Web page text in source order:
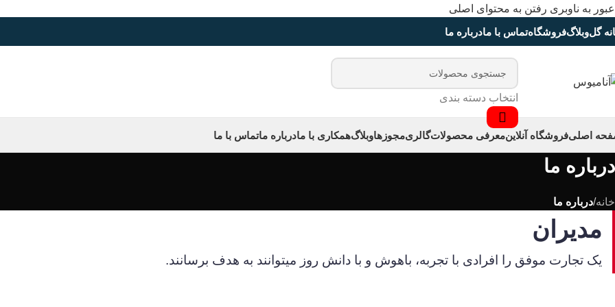
عبور به ناوبری رفتن به محتوای اصلی
گلوبلاگفروشگاهتماس با مادرباره ما
انتخاب دسته بندی
اصلیفروشگاه آنلاینمعرفی محصولاتگالریمجوزهاوبلاگهمکاری با مادرباره ماتماس با ما
درباره ما
خانه/درباره ما
مدیران
یک تجارت موفق را افرادی با تجربه، باهوش و با دانش روز میتوانند به هدف برسانند.